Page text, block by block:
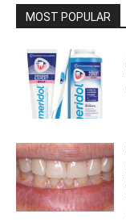
MOST POPULAR